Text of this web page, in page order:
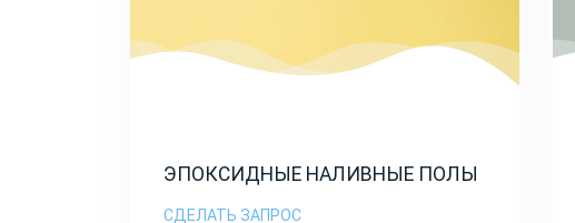
ЭПОКСИДНЫЕ НАЛИВНЫЕ ПОЛЫ
СДЕЛАТЬ ЗАПРОС